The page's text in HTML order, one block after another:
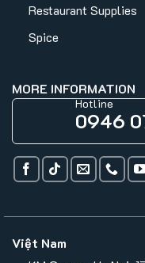
Restaurant Supplies
Spice
MORE INFORMATION
Hotline
0946
Việt Nam